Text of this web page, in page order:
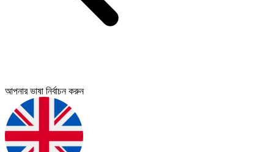
আপনার ভাষা নির্বাচন করুন